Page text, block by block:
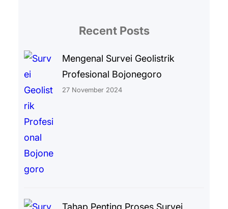
Recent Posts
Mengenal Survei Geolistrik
Profesional Bojonegoro
27 November 2024
Tahap Penting Proses Survei